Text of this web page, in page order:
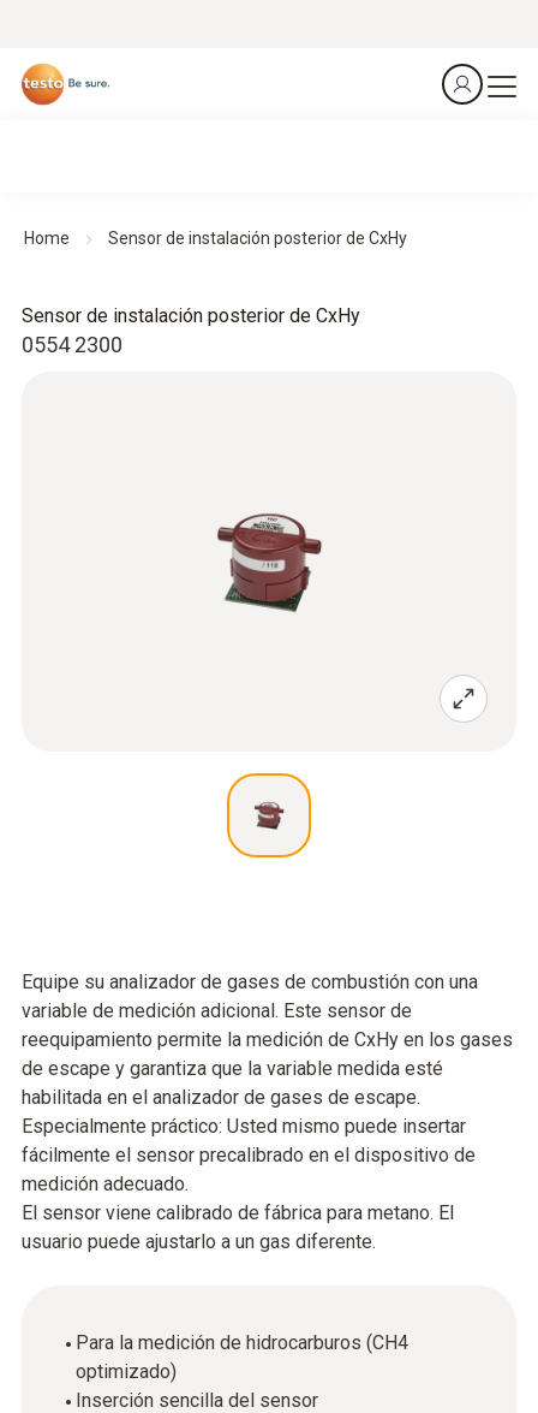
Home Sensor de instalación posterior de CxHy
0554 2300
Sensor de instalación posterior de CxHy
Equipe su analizador de gases de combustión con una
variable de medición adicional. Este sensor de
reequipamiento permite la medición de CxHy en los gases
de escape y garantiza que la variable medida esté
habilitada en el analizador de gases de escape.
Especialmente práctico: Usted mismo puede insertar
fácilmente el sensor precalibrado en el dispositivo de
medición adecuado.
El sensor viene calibrado de fábrica para metano. El
usuario puede ajustarlo a un gas diferente.
Para la medición de hidrocarburos (CH4
optimizado)
Inserción sencilla del sensor